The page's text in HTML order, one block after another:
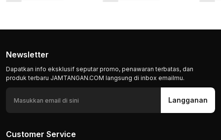
Newsletter
Dapatkan info eksklusif seputar promo, penawaran terbatas, dan
produk terbaru JAMTANGAN.COM langsung di inbox emailmu.
Langganan
Customer Service